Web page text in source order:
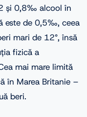
și 0,8‰ alcool în
este de 0,5‰, ceea
mari de 12°, însă
fizică a
mai mare limită
în Marea Britanie –
beri.